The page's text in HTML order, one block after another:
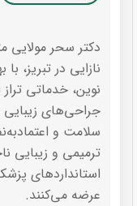
دکتر سحر مولایی
نازایی در تبریز،
نوین، خدماتی
جراحی‌های زیبایی
سلامت و
ترمیمی و زیبایی
استانداردهای
عرضه می‌کنند.